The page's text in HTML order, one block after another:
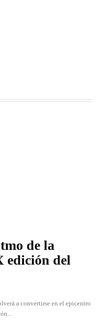
de la
edición del
a convertirse en el epicentro